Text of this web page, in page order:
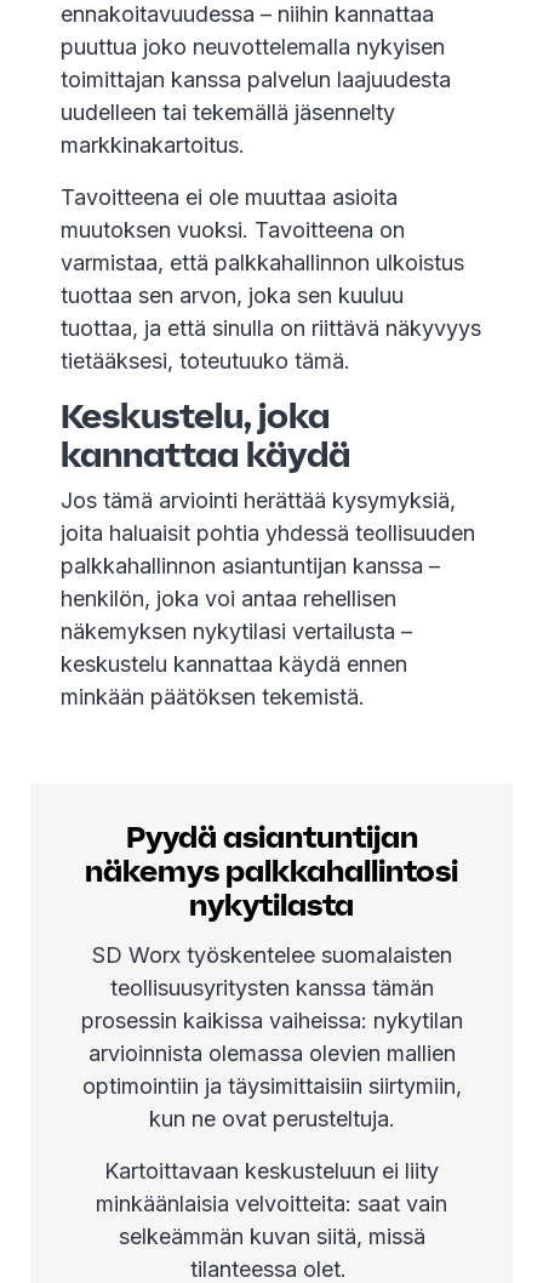
ennakoitavuudessa – niihin kannattaa
puuttua joko neuvottelemalla nykyisen
toimittajan kanssa palvelun laajuudesta
uudelleen tai tekemällä jäsennelty
markkinakartoitus.
Tavoitteena ei ole muuttaa asioita
muutoksen vuoksi. Tavoitteena on
varmistaa, että palkkahallinnon ulkoistus
tuottaa sen arvon, joka sen kuuluu
tuottaa, ja että sinulla on riittävä näkyvyys
tietääksesi, toteutuuko tämä.
Keskustelu, joka
kannattaa käydä
Jos tämä arviointi herättää kysymyksiä,
joita haluaisit pohtia yhdessä teollisuuden
palkkahallinnon asiantuntijan kanssa –
henkilön, joka voi antaa rehellisen
näkemyksen nykytilasi vertailusta –
keskustelu kannattaa käydä ennen
minkään päätöksen tekemistä.
Pyydä asiantuntijan
näkemys palkkahallintosi
nykytilasta
SD Worx työskentelee suomalaisten
teollisuusyritysten kanssa tämän
prosessin kaikissa vaiheissa: nykytilan
arvioinnista olemassa olevien mallien
optimointiin ja täysimittaisiin siirtymiin,
kun ne ovat perusteltuja.
Kartoittavaan keskusteluun ei liity
minkäänlaisia velvoitteita: saat vain
selkeämmän kuvan siitä, missä
tilanteessa olet.